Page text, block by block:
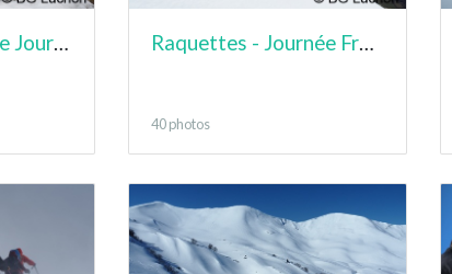
Raquettes - Petite Journée - Cabane des Hours Raquettes - Journée France - Poujastou
40 photos